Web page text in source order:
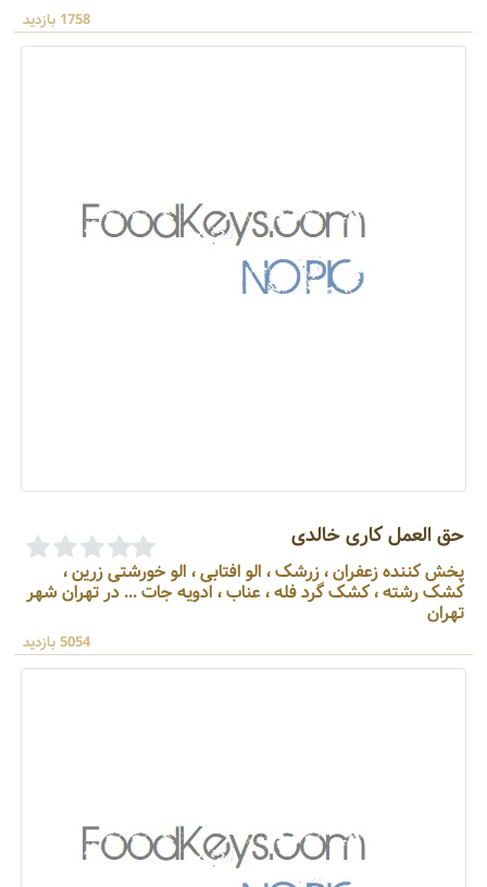
1758 بازدید
حق العمل کاری خالدی
پخش کننده زعفران ، زرشک ، الو افتابی ، الو خورشتی زرین ،
کشک رشته ، کشک گرد فله ، عناب ، ادویه جات ... در تهران شهر
تهران
5054 بازدید